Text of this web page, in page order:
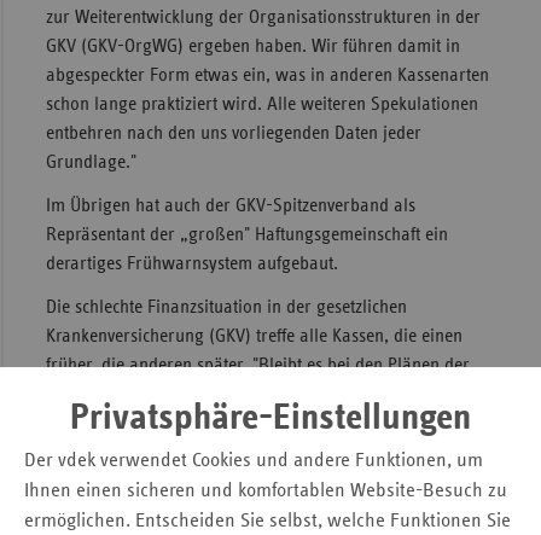
Privatsphäre-Einstellungen
Der vdek verwendet Cookies und andere Funktionen, um
Ihnen einen sicheren und komfortablen Website-Besuch zu
ermöglichen. Entscheiden Sie selbst, welche Funktionen Sie
zur Weiterentwicklung der Organisationsstrukturen in der
GKV (GKV-OrgWG) ergeben haben. Wir führen damit in
abgespeckter Form etwas ein, was in anderen Kassenarten
schon lange praktiziert wird. Alle weiteren Spekulationen
entbehren nach den uns vorliegenden Daten jeder
Grundlage."
Im Übrigen hat auch der GKV-Spitzenverband als
Repräsentant der „großen" Haftungsgemeinschaft ein
derartiges Frühwarnsystem aufgebaut.
Die schlechte Finanzsituation in der gesetzlichen
Krankenversicherung (GKV) treffe alle Kassen, die einen
früher, die anderen später. "Bleibt es bei den Plänen der
elf Milliarden Euro über weitere Zusatzbeiträge der
Versicherten gegenfinanziert werden. Spätestens dann
werden alle Kassen in Deutschland einen Zusatzbeitrag in
Höhe von 15 bis 20 Euro erheben müssen."